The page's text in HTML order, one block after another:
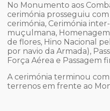
No Monumento aos
cerimónia prosseguiu
cerimónia, Cerimónia
muçulmana,
de flores, Hino Nacional
por navio da Armada),
Força Aérea e Passagem
A cerimónia terminou
terrenos em frente ao